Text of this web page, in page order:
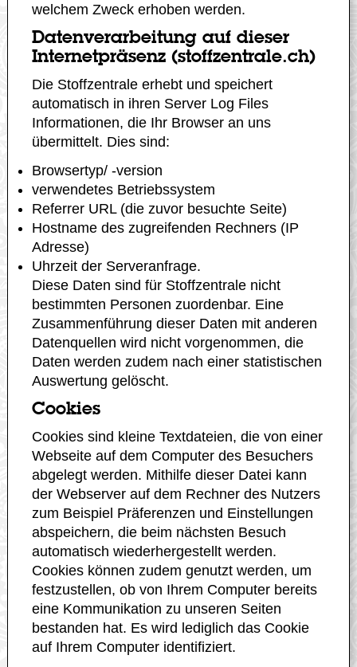
welchem Zweck erhoben werden.
Datenverarbeitung auf dieser
Internetpräsenz (stoffzentrale.ch)
Die Stoffzentrale erhebt und speichert
automatisch in ihren Server Log Files
Informationen, die Ihr Browser an uns
übermittelt. Dies sind:
Browsertyp/ -version
verwendetes Betriebssystem
Referrer URL (die zuvor besuchte Seite)
Hostname des zugreifenden Rechners (IP
Adresse)
Uhrzeit der Serveranfrage.
Diese Daten sind für Stoffzentrale nicht
bestimmten Personen zuordenbar. Eine
Zusammenführung dieser Daten mit anderen
Datenquellen wird nicht vorgenommen, die
Daten werden zudem nach einer statistischen
Auswertung gelöscht.
Cookies
Cookies sind kleine Textdateien, die von einer
Webseite auf dem Computer des Besuchers
abgelegt werden. Mithilfe dieser Datei kann
der Webserver auf dem Rechner des Nutzers
zum Beispiel Präferenzen und Einstellungen
abspeichern, die beim nächsten Besuch
automatisch wiederhergestellt werden.
Cookies können zudem genutzt werden, um
festzustellen, ob von Ihrem Computer bereits
eine Kommunikation zu unseren Seiten
bestanden hat. Es wird lediglich das Cookie
auf Ihrem Computer identifiziert.